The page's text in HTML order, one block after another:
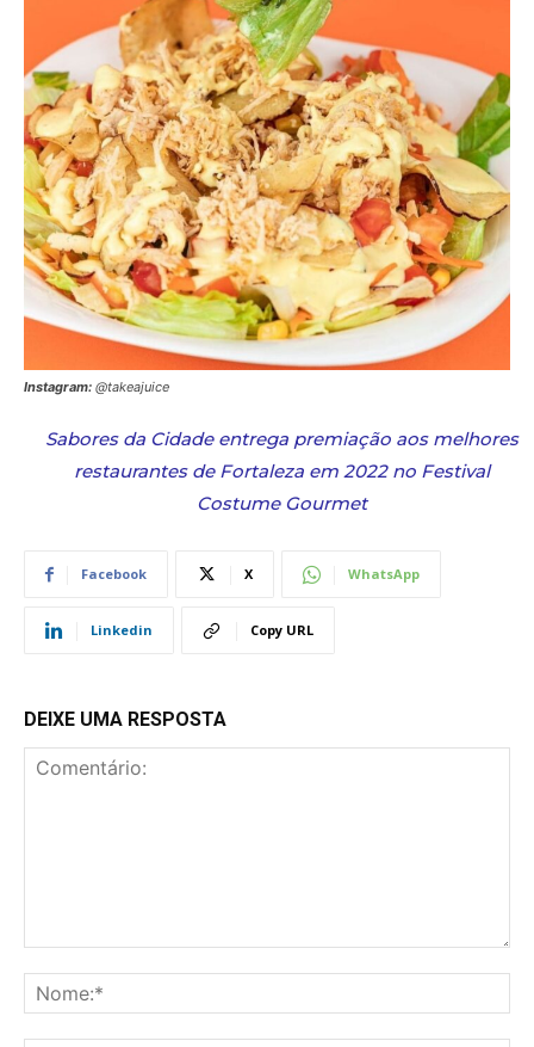
Instagram: @takeajuice
Sabores da Cidade entrega premiação aos melhores
restaurantes de Fortaleza em 2022 no Festival
Costume Gourmet
Facebook X WhatsApp
Linkedin Copy URL
DEIXE UMA RESPOSTA